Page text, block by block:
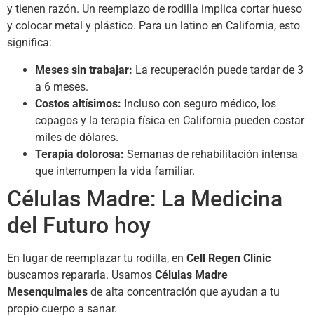
y tienen razón. Un reemplazo de rodilla implica cortar hueso
y colocar metal y plástico. Para un latino en California, esto
significa:
Meses sin trabajar: La recuperación puede tardar de 3
a 6 meses.
Costos altísimos: Incluso con seguro médico, los
copagos y la terapia física en California pueden costar
miles de dólares.
Terapia dolorosa: Semanas de rehabilitación intensa
que interrumpen la vida familiar.
Células Madre: La Medicina
del Futuro hoy
En lugar de reemplazar tu rodilla, en Cell Regen Clinic
buscamos repararla. Usamos Células Madre
Mesenquimales de alta concentración que ayudan a tu
propio cuerpo a sanar.